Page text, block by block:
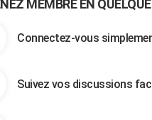
MEMBRE EN
Connectez-vous
Suivez vos discussions